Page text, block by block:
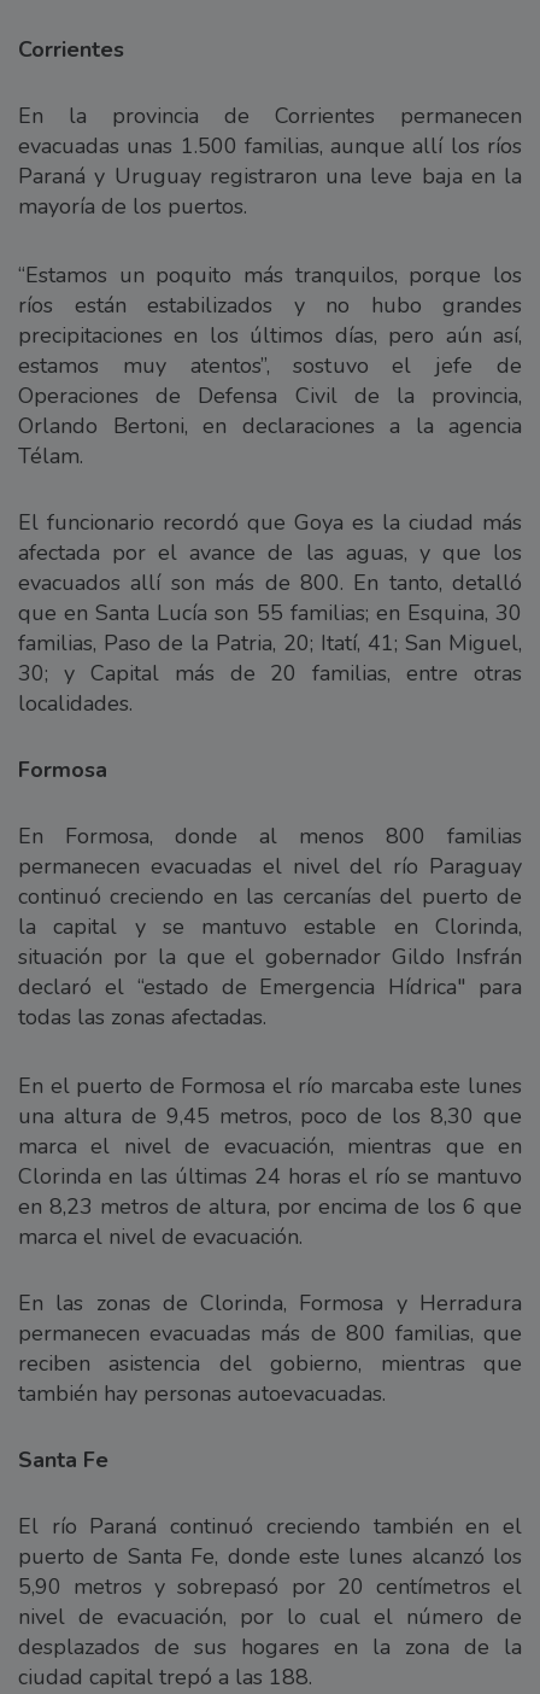
Corrientes
En la provincia de Corrientes permanecen
evacuadas unas 1.500 familias, aunque allí los ríos
Paraná y Uruguay registraron una leve baja en la
mayoría de los puertos.
“Estamos un poquito más tranquilos, porque los
ríos están estabilizados y no hubo grandes
precipitaciones en los últimos días, pero aún así,
estamos muy atentos”, sostuvo el jefe de
Operaciones de Defensa Civil de la provincia,
Orlando Bertoni, en declaraciones a la agencia
Télam.
El funcionario recordó que Goya es la ciudad más
afectada por el avance de las aguas, y que los
evacuados allí son más de 800. En tanto, detalló
que en Santa Lucía son 55 familias; en Esquina, 30
familias, Paso de la Patria, 20; Itatí, 41; San Miguel,
30; y Capital más de 20 familias, entre otras
localidades.
Formosa
En Formosa, donde al menos 800 familias
permanecen evacuadas el nivel del río Paraguay
continuó creciendo en las cercanías del puerto de
la capital y se mantuvo estable en Clorinda,
situación por la que el gobernador Gildo Insfrán
declaró el “estado de Emergencia Hídrica" para
todas las zonas afectadas.
En el puerto de Formosa el río marcaba este lunes
una altura de 9,45 metros, poco de los 8,30 que
marca el nivel de evacuación, mientras que en
Clorinda en las últimas 24 horas el río se mantuvo
en 8,23 metros de altura, por encima de los 6 que
marca el nivel de evacuación.
En las zonas de Clorinda, Formosa y Herradura
permanecen evacuadas más de 800 familias, que
reciben asistencia del gobierno, mientras que
también hay personas autoevacuadas.
Santa Fe
El río Paraná continuó creciendo también en el
puerto de Santa Fe, donde este lunes alcanzó los
5,90 metros y sobrepasó por 20 centímetros el
nivel de evacuación, por lo cual el número de
desplazados de sus hogares en la zona de la
ciudad capital trepó a las 188.